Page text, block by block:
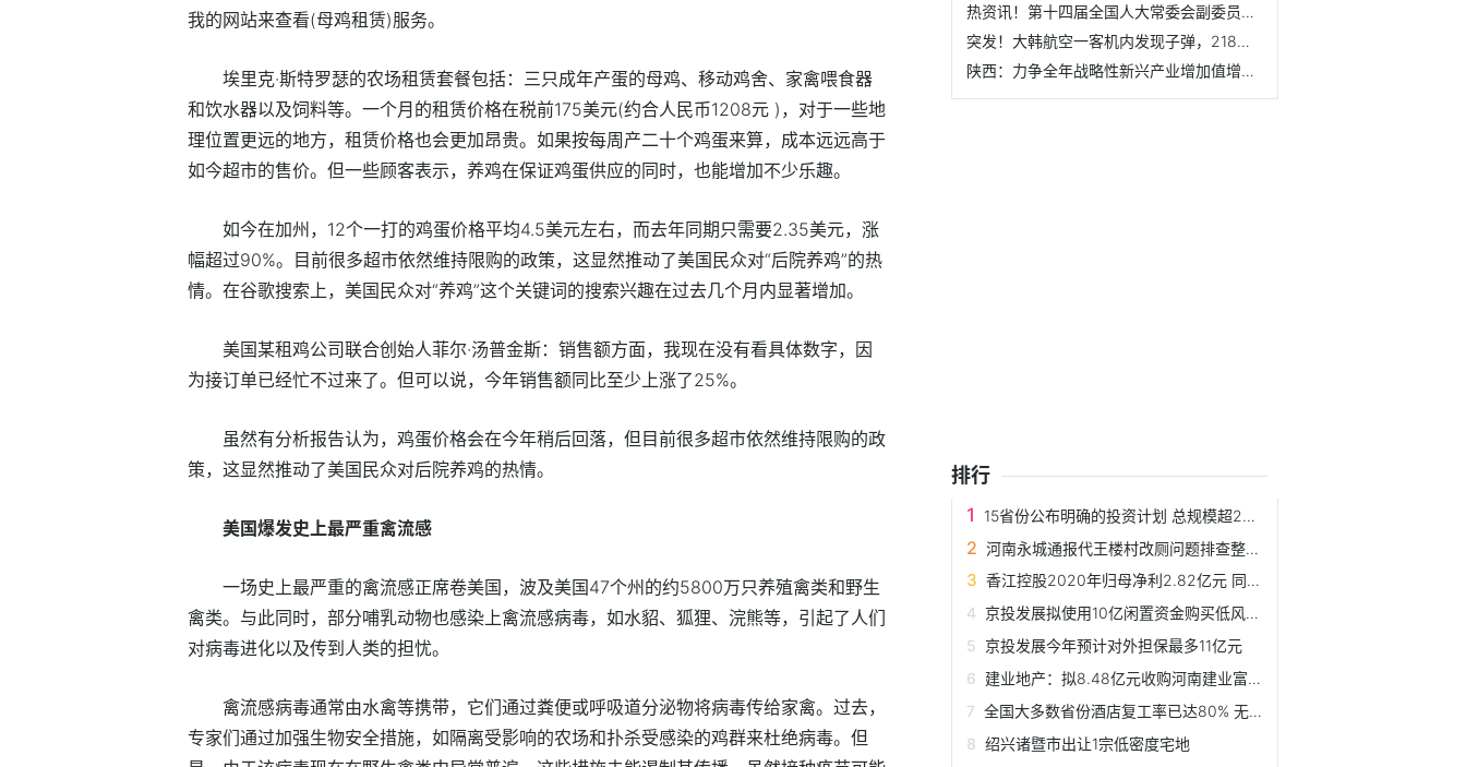
我的网站来查看(母鸡租赁)服务。
埃里克·斯特罗瑟的农场租赁套餐包括：三只成年产蛋的母鸡、移动鸡舍、家禽喂食器
和饮水器以及饲料等。一个月的租赁价格在税前175美元(约合人民币1208元 )，对于一些地
理位置更远的地方，租赁价格也会更加昂贵。如果按每周产二十个鸡蛋来算，成本远远高于
如今超市的售价。但一些顾客表示，养鸡在保证鸡蛋供应的同时，也能增加不少乐趣。
如今在加州，12个一打的鸡蛋价格平均4.5美元左右，而去年同期只需要2.35美元，涨
幅超过90%。目前很多超市依然维持限购的政策，这显然推动了美国民众对“后院养鸡”的热
情。在谷歌搜索上，美国民众对“养鸡”这个关键词的搜索兴趣在过去几个月内显著增加。
美国某租鸡公司联合创始人菲尔·汤普金斯：销售额方面，我现在没有看具体数字，因
为接订单已经忙不过来了。但可以说，今年销售额同比至少上涨了25%。
虽然有分析报告认为，鸡蛋价格会在今年稍后回落，但目前很多超市依然维持限购的政
策，这显然推动了美国民众对后院养鸡的热情。
美国爆发史上最严重禽流感
一场史上最严重的禽流感正席卷美国，波及美国47个州的约5800万只养殖禽类和野生
禽类。与此同时，部分哺乳动物也感染上禽流感病毒，如水貂、狐狸、浣熊等，引起了人们
对病毒进化以及传到人类的担忧。
禽流感病毒通常由水禽等携带，它们通过粪便或呼吸道分泌物将病毒传给家禽。过去，
专家们通过加强生物安全措施，如隔离受影响的农场和扑杀受感染的鸡群来杜绝病毒。但
热资讯！第十四届全国人大常委会副委员长 秘书长
突发！大韩航空一客机内发现子弹，218名乘客被紧急疏散_每日视点
陕西：力争全年战略性新兴产业增加值增长13%左右 通讯
排行
15省份公布明确的投资计划 总规模超24万亿元
河南永城通报代王楼村改厕问题排查整改进展情况：目前已初步...
香江控股2020年归母净利2.82亿元 同比减少38.07%
京投发展拟使用10亿闲置资金购买低风险产品
京投发展今年预计对外担保最多11亿元
建业地产：拟8.48亿元收购河南建业富居投资有限公司10%股权
全国大多数省份酒店复工率已达80% 无接触服务带来新商机
绍兴诸暨市出让1宗低密度宅地